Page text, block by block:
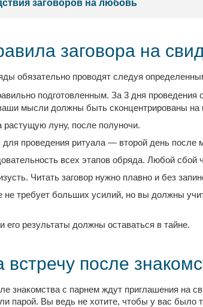
заговоров на любовь
заговора на
обязательно проводят следуя
подготовленным. За 3 дня
мысли должны быть сконцентрированы на
луну, после полуночи.
проведения ритуала — второй день после
всех этапов обряда. Любой сбой
Читать заговор нужно плавно и без
не требует больших усилий, но вы должны
его результаты должны оставаться в тайне.
встречу после
знакомства с парнем ждут приглашения на
парой. Вы ведь не хотите, чтобы у вас было